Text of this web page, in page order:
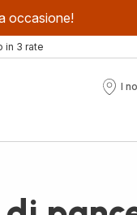
occasione!
in 3 rate
I
I